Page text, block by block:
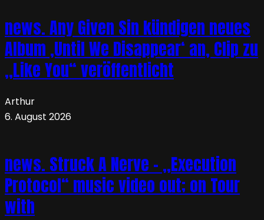
news. Any Given Sin kündigen neues
Album ‚Until We Disappear‘ an, Clip zu
„Like You“ veröffentlicht
Arthur
6. August 2026
news. Struck A Nerve – „Execution
Protocol“ music video out; on Tour
with